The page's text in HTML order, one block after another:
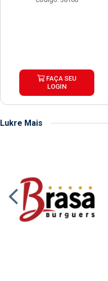
FAÇA SEU
LOGIN
Lukre Mais